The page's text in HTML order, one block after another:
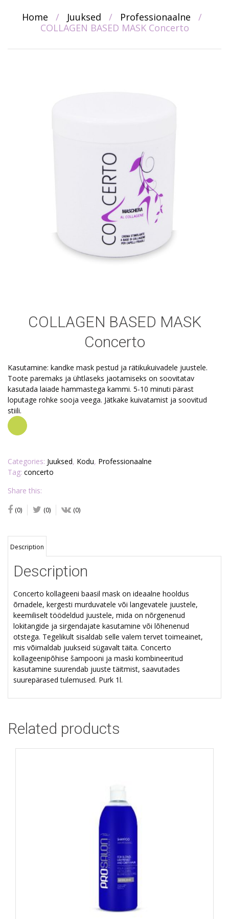
Home / Juuksed / Professionaalne
/
COLLAGEN BASED MASK Concerto
COLLAGEN BASED MASK
Concerto
Kasutamine: kandke mask pestud ja rätikukuivadele juustele.
Toote paremaks ja ühtlaseks jaotamiseks on soovitatav
kasutada laiade hammastega kammi. 5-10 minuti pärast
loputage rohke sooja veega. Jätkake kuivatamist ja soovitud
stiili.
Tellima
Categories: Juuksed, Kodu, Professionaalne
Tag: concerto
Share this:
(0) (0) (0)
Description
Description
Concerto kollageeni baasil mask on ideaalne hooldus
õrnadele, kergesti murduvatele või langevatele juustele,
keemiliselt töödeldud juustele, mida on nõrgenenud
lokitangide ja sirgendajate kasutamine või lõhenenud
otstega. Tegelikult sisaldab selle valem tervet toimeainet,
mis võimaldab juukseid sügavalt täita. Concerto
kollageenipõhise šampooni ja maski kombineeritud
kasutamine suurendab juuste täitmist, saavutades
suurepärased tulemused. Purk 1l.
Related products